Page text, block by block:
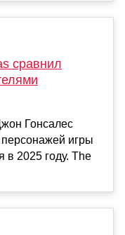
сравнил
Гонсалес
игры
в 2025 году. The